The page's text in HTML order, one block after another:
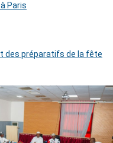
à Paris
des préparatifs de la fête